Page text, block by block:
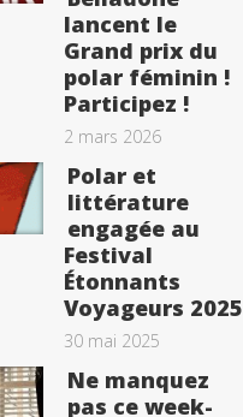
lancent le
Grand prix du
polar féminin !
Participez !
2 mars 2026
Polar et
littérature
engagée au
Festival
Étonnants
Voyageurs 2025
30 mai 2025
Ne manquez
pas ce week-